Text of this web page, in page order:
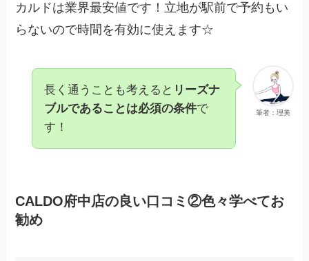
カルドは業界最安値です！立地が駅前で予約もい
らないので時間を有効に使えます☆
筆者：理美
長く通うことも考えると リーズナ
ブルであることは必須の条件で
す！
CALDO府中店の良い口コミ②色々学べてお
勧め